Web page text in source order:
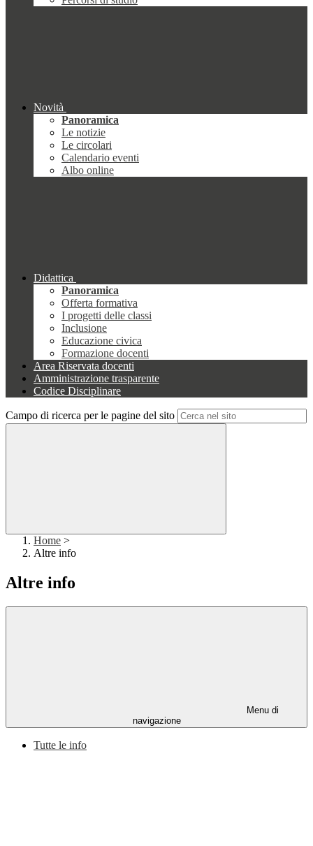
Novità
Panoramica
Le notizie
Le circolari
Calendario eventi
Albo online
Didattica
Panoramica
Offerta formativa
I progetti delle classi
Inclusione
Educazione civica
Formazione docenti
Area Riservata docenti
Amministrazione trasparente
Codice Disciplinare
Campo di ricerca per le pagine del sito
Home >
Altre info
Altre info
Menu di
navigazione
Tutte le info